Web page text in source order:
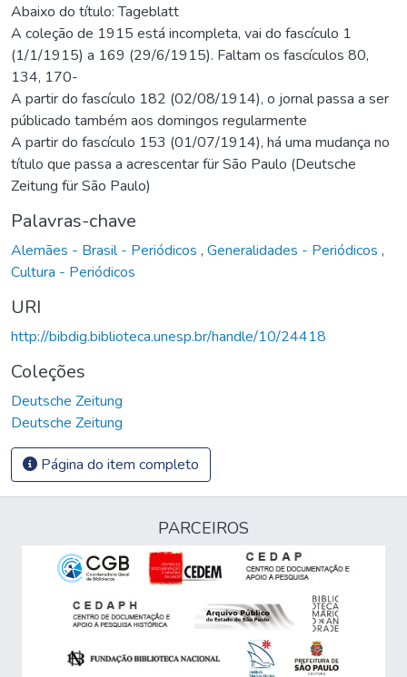
Abaixo do título: Tageblatt
A coleção de 1915 está incompleta, vai do fascículo 1
(1/1/1915) a 169 (29/6/1915). Faltam os fascículos 80,
134, 170-
A partir do fascículo 182 (02/08/1914), o jornal passa a ser
públicado também aos domingos regularmente
A partir do fascículo 153 (01/07/1914), há uma mudança no
título que passa a acrescentar für São Paulo (Deutsche
Zeitung für São Paulo)
Palavras-chave
Alemães - Brasil - Periódicos , Generalidades - Periódicos ,
Cultura - Periódicos
URI
http://bibdig.biblioteca.unesp.br/handle/10/24418
Coleções
Deutsche Zeitung
Deutsche Zeitung
Página do item completo
PARCEIROS